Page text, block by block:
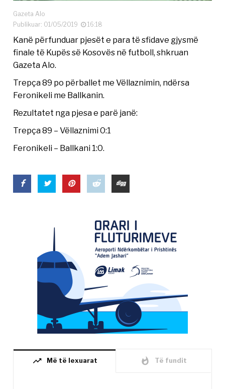
Gazeta Alo
Publikuar: 01/05/2019
16:18
Kanë përfunduar pjesët e para të sfidave gjysmë
finale të Kupës së Kosovës në futboll, shkruan
Gazeta Alo.
Trepça 89 po përballet me Vëllaznimin, ndërsa
Feronikeli me Ballkanin.
Rezultatet nga pjesa e parë janë:
Trepça 89 – Vëllaznimi 0:1
Feronikeli – Ballkani 1:0.
trending_up Më të lexuarat whatshot Të fundit